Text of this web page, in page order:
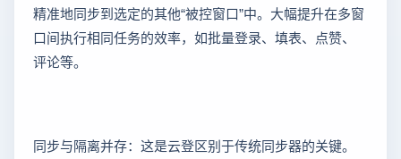
精准地同步到选定的其他“被控窗口”中。大幅提升在多窗
口间执行相同任务的效率，如批量登录、填表、点赞、
评论等。
同步与隔离并存：这是云登区别于传统同步器的关键。